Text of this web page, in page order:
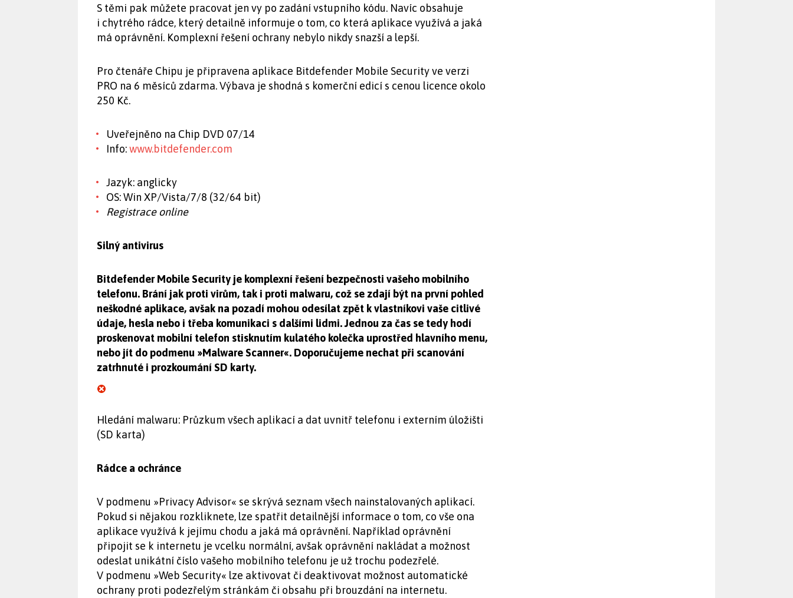
S těmi pak můžete pracovat jen vy po zadání vstupního kódu. Navíc obsahuje
i chytrého rádce, který detailně informuje o tom, co která aplikace využívá a jaká
má oprávnění. Komplexní řešení ochrany nebylo nikdy snazší a lepší.
Pro čtenáře Chipu je připravena aplikace Bitdefender Mobile Security ve verzi
PRO na 6 měsíců zdarma. Výbava je shodná s komerční edicí s cenou licence okolo
250 Kč.
Uveřejněno na Chip DVD 07/14
Info:www.bitdefender.com
Jazyk: anglicky
OS: Win XP/Vista/7/8 (32/64 bit)
Registrace online
Silný antivirus
Bitdefender Mobile Security je komplexní řešení bezpečnosti vašeho mobilního
telefonu. Brání jak proti virům, tak i proti malwaru, což se zdají být na první pohled
neškodné aplikace, avšak na pozadí mohou odesílat zpět k vlastníkovi vaše citlivé
údaje, hesla nebo i třeba komunikaci s dalšími lidmi. Jednou za čas se tedy hodí
proskenovat mobilní telefon stisknutím kulatého kolečka uprostřed hlavního menu,
nebo jít do podmenu »Malware Scanner«. Doporučujeme nechat při scanování
zatrhnuté i prozkoumání SD karty.
Hledání malwaru: Průzkum všech aplikací a dat uvnitř telefonu i externím úložišti
(SD karta)
Rádce a ochránce
V podmenu »Privacy Advisor« se skrývá seznam všech nainstalovaných aplikací.
Pokud si nějakou rozkliknete, lze spatřit detailnější informace o tom, co vše ona
aplikace využívá k jejímu chodu a jaká má oprávnění. Například oprávnění
připojit se k internetu je vcelku normální, avšak oprávnění nakládat a možnost
odeslat unikátní číslo vašeho mobilního telefonu je už trochu podezřelé.
V podmenu »Web Security« lze aktivovat či deaktivovat možnost automatické
ochrany proti podezřelým stránkám či obsahu při brouzdání na internetu.